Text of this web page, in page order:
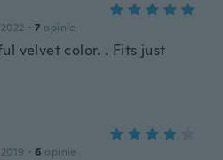
· 7 opinie
velvet color. . Fits just
· 6 opinie